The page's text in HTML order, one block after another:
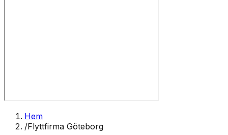
Hem
/Flyttfirma Göteborg